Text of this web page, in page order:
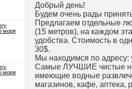
Добрый день!
Будем очень рады
Предлагаем отдельные
(15 метров), на каждом
удобства. Стоимость в
30$.
Мы находимся по адресу:
Самые ЛУЧШИЕ чистые
имеющие водные
магазинов, кафе, аптека,